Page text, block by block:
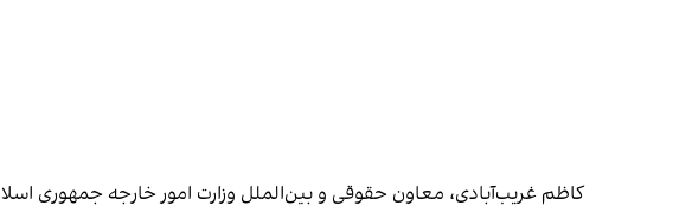
کاظم غریب‌آبادی، معاون حقوقی و بین‌الملل وزارت امور خارجه جمهوری